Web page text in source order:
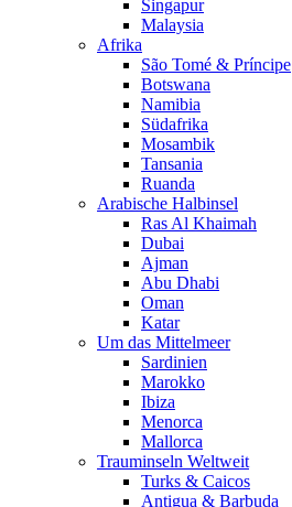
Singapur
Malaysia
Afrika
São Tomé & Príncipe
Botswana
Namibia
Südafrika
Mosambik
Tansania
Ruanda
Arabische Halbinsel
Ras Al Khaimah
Dubai
Ajman
Abu Dhabi
Oman
Katar
Um das Mittelmeer
Sardinien
Marokko
Ibiza
Menorca
Mallorca
Trauminseln Weltweit
Turks & Caicos
Antigua & Barbuda